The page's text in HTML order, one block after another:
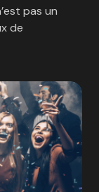
pas un
de